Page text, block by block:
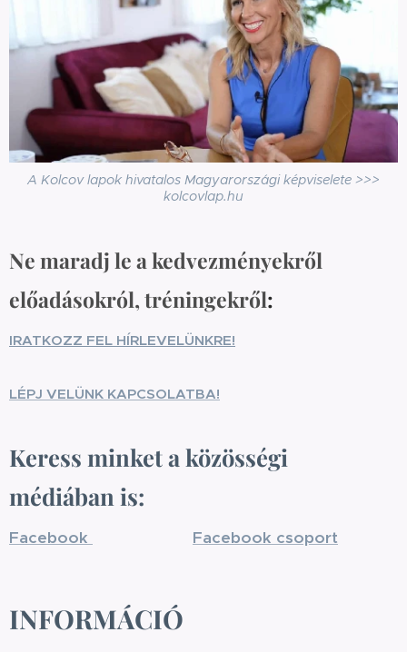
A Kolcov lapok hivatalos Magyarországi képviselete >>>
kolcovlap.hu
Ne maradj le a kedvezményekről
előadásokról, tréningekről:
IRATKOZZ FEL HÍRLEVELÜNKRE!
LÉPJ VELÜNK KAPCSOLATBA!
Keress minket a közösségi
médiában is:
Facebook Facebook csoport
INFORMÁCIÓ